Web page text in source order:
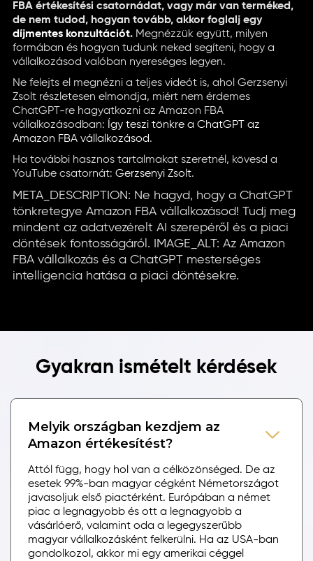
FBA értékesítési csatornádat, vagy már van terméked,
de nem tudod, hogyan tovább, akkor foglalj egy
díjmentes konzultációt. Megnézzük együtt, milyen
formában és hogyan tudunk neked segíteni, hogy a
vállalkozásod valóban nyereséges legyen.
Ne felejts el megnézni a teljes videót is, ahol Gerzsenyi
Zsolt részletesen elmondja, miért nem érdemes
ChatGPT-re hagyatkozni az Amazon FBA
vállalkozásodban: Így teszi tönkre a ChatGPT az
Amazon FBA vállalkozásod.
Ha további hasznos tartalmakat szeretnél, kövesd a
YouTube csatornát: Gerzsenyi Zsolt.
META_DESCRIPTION: Ne hagyd, hogy a ChatGPT
tönkretegye Amazon FBA vállalkozásod! Tudj meg
mindent az adatvezérelt AI szerepéről és a piaci
döntések fontosságáról. IMAGE_ALT: Az Amazon
FBA vállalkozás és a ChatGPT mesterséges
intelligencia hatása a piaci döntésekre.
Gyakran ismételt kérdések
Melyik országban kezdjem az
Amazon értékesítést?
Attól függ, hogy hol van a célközönséged. De az
esetek 99%-ban magyar cégként Németországot
javasoljuk első piactérként. Európában a német
piac a legnagyobb és ott a legnagyobb a
vásárlóerő, valamint oda a legegyszerűbb
magyar vállalkozásként felkerülni. Ha az USA-ban
gondolkozol, akkor mi egy amerikai céggel